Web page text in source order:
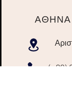
ΑΘΗΝΑ
(+30)